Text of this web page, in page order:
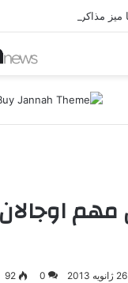
میز مذاکره؛ پژاک یک‌شبه
مهم
26 ژانویه 2013 0
92